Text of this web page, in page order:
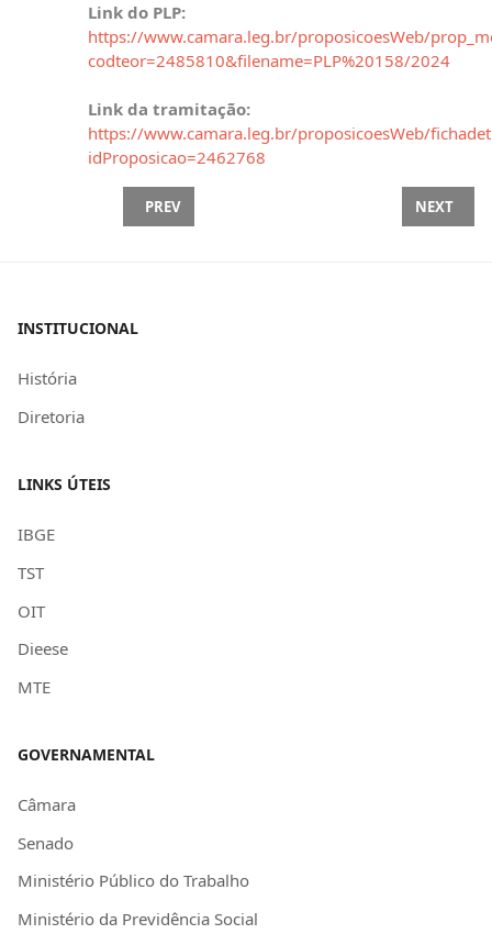
Link do PLP:
https://www.camara.leg.br/proposicoesWeb/
codteor=2485810&filename=PLP%20158/2024
Link da tramitação:
https://www.camara.leg.br/proposicoesWeb/
idProposicao=2462768
PREVIOUS ARTICLE: MPV 1292/2025 -
PREV NEXT
NEXT
INSTITUCIONAL
História
Diretoria
LINKS ÚTEIS
IBGE
TST
OIT
Dieese
MTE
GOVERNAMENTAL
Câmara
Senado
Ministério Público do Trabalho
Ministério da Previdência Social